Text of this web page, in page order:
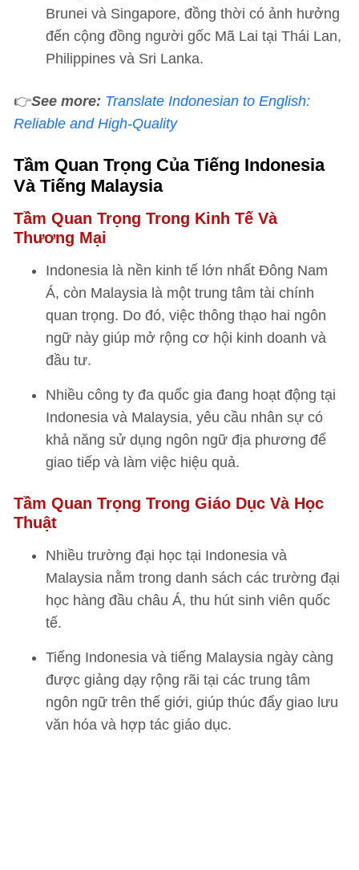
Brunei và Singapore, đồng thời có ảnh hưởng
đến cộng đồng người gốc Mã Lai tại Thái Lan,
Philippines và Sri Lanka.
👉See more: Translate Indonesian to English:
Reliable and High-Quality
Tầm Quan Trọng Của Tiếng Indonesia
Và Tiếng Malaysia
Tầm Quan Trọng Trong Kinh Tế Và
Thương Mại
Indonesia là nền kinh tế lớn nhất Đông Nam
Á, còn Malaysia là một trung tâm tài chính
quan trọng. Do đó, việc thông thạo hai ngôn
ngữ này giúp mở rộng cơ hội kinh doanh và
đầu tư.
Nhiều công ty đa quốc gia đang hoạt động tại
Indonesia và Malaysia, yêu cầu nhân sự có
khả năng sử dụng ngôn ngữ địa phương để
giao tiếp và làm việc hiệu quả.
Tầm Quan Trọng Trong Giáo Dục Và Học
Thuật
Nhiều trường đại học tại Indonesia và
Malaysia nằm trong danh sách các trường đại
học hàng đầu châu Á, thu hút sinh viên quốc
tế.
Tiếng Indonesia và tiếng Malaysia ngày càng
được giảng dạy rộng rãi tại các trung tâm
ngôn ngữ trên thế giới, giúp thúc đẩy giao lưu
văn hóa và hợp tác giáo dục.